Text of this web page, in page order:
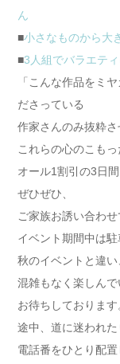
ん
■小さなものから大
■3人組でバラエテ
「こんな作品をミ
ださっている
作家さんのみ抜粋さ
これらの心のこも
オール1割引の3日間
ぜひぜひ、
ご家族お誘い合わ
イベント期間中は
秋のイベントと違
混雑もなく楽しんで
お待ちしております
途中、道に迷われた
電話番をひとり配